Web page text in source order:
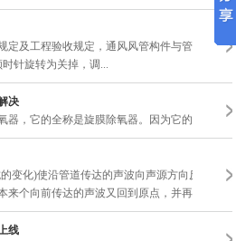
及工程验收规定，通风风管构件与管路排气
针旋转为关掉，调...
决
，它的全称是旋膜除氧器。因为它的用途很
化)使沿管道传达的声波向声源方向反射回去
个向前传达的声波又回到原点，并再...
线